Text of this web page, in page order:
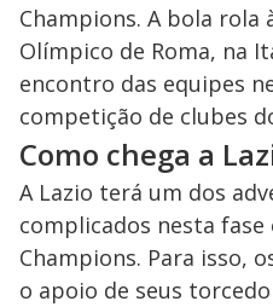
Champions. A bola rola
Olímpico de Roma, na
encontro das equipes
competição de clubes
Como chega a
A Lazio terá um dos
complicados nesta
Champions. Para isso,
o apoio de seus